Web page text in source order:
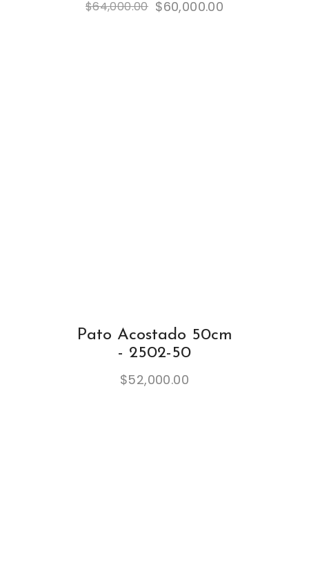
$64,000.00 $60,000.00
Pato Acostado 50cm
- 2502-50
$52,000.00